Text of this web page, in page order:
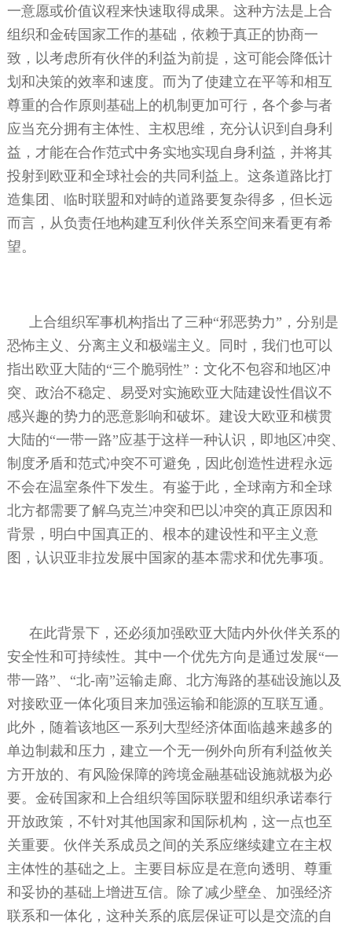
一意愿或价值议程来快速取得成果。这种方法是上合
组织和金砖国家工作的基础，依赖于真正的协商一
致，以考虑所有伙伴的利益为前提，这可能会降低计
划和决策的效率和速度。而为了使建立在平等和相互
尊重的合作原则基础上的机制更加可行，各个参与者
应当充分拥有主体性、主权思维，充分认识到自身利
益，才能在合作范式中务实地实现自身利益，并将其
投射到欧亚和全球社会的共同利益上。这条道路比打
造集团、临时联盟和对峙的道路要复杂得多，但长远
而言，从负责任地构建互利伙伴关系空间来看更有希
望。
上合组织军事机构指出了三种“邪恶势力”，分别是
恐怖主义、分离主义和极端主义。同时，我们也可以
指出欧亚大陆的“三个脆弱性”：文化不包容和地区冲
突、政治不稳定、易受对实施欧亚大陆建设性倡议不
感兴趣的势力的恶意影响和破坏。建设大欧亚和横贯
大陆的“一带一路”应基于这样一种认识，即地区冲突、
制度矛盾和范式冲突不可避免，因此创造性进程永远
不会在温室条件下发生。有鉴于此，全球南方和全球
北方都需要了解乌克兰冲突和巴以冲突的真正原因和
背景，明白中国真正的、根本的建设性和平主义意
图，认识亚非拉发展中国家的基本需求和优先事项。
在此背景下，还必须加强欧亚大陆内外伙伴关系的
安全性和可持续性。其中一个优先方向是通过发展“一
带一路”、“北-南”运输走廊、北方海路的基础设施以及
对接欧亚一体化项目来加强运输和能源的互联互通。
此外，随着该地区一系列大型经济体面临越来越多的
单边制裁和压力，建立一个无一例外向所有利益攸关
方开放的、有风险保障的跨境金融基础设施就极为必
要。金砖国家和上合组织等国际联盟和组织承诺奉行
开放政策，不针对其他国家和国际机构，这一点也至
关重要。伙伴关系成员之间的关系应继续建立在主权
主体性的基础之上。主要目标应是在意向透明、尊重
和妥协的基础上增进互信。除了减少壁垒、加强经济
联系和一体化，这种关系的底层保证可以是交流的自